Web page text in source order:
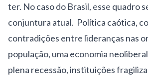
ter. No caso do Brasil, esse quadro
conjuntura atual. Política caótica,
contradições entre lideranças nas
população, uma economia
plena recessão, instituições